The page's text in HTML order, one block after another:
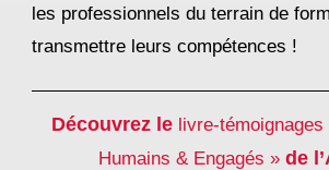
les professionnels du terrain de
transmettre leurs compétences !
Découvrez le livre-
Humains & Engagés » de